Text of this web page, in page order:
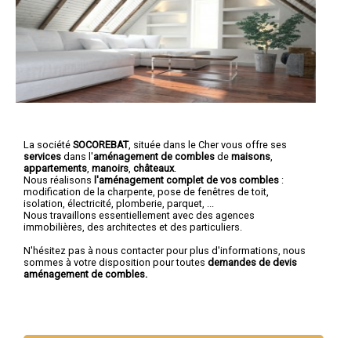
La société SOCOREBAT, située dans le Cher vous offre ses
services dans l'aménagement de combles de maisons
appartements manoirs châteaux.
Nous réalisons l'aménagement complet de vos combles :
modification de la charpente, pose de fenêtres de toit,
isolation, électricité, plomberie, parquet, ...
Nous travaillons essentiellement avec des agences
immobilières, des architectes et des particuliers.
N'hésitez pas à nous contacter pour plus d'informations, nous
sommes à votre disposition pour toutes demandes de devis
aménagement de combles.